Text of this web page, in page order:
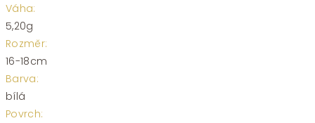
Váha:
5,20g
Rozměr:
16-18cm
Barva:
bílá
Povrch: